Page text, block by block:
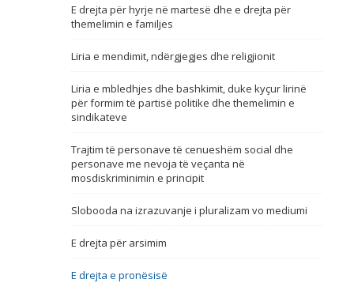
Emër, përshkrim ose fjalen
E drejta për hyrje në martesë dhe e drejta për
themelimin e familjes
Liria e mendimit, ndërgjegjes dhe religjionit
Liria e mbledhjes dhe bashkimit, duke kyçur lirinë
për formim të partisë politike dhe themelimin e
sindikateve
Trajtim të personave të cenueshëm social dhe
personave me nevoja të veçanta në
mosdiskriminimin e principit
Slobooda na izrazuvanje i pluralizam vo mediumi
E drejta për arsimim
E drejta e pronësisë